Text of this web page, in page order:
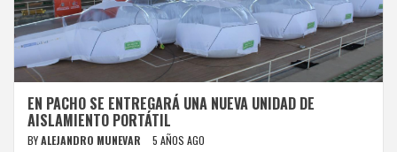
EN PACHO SE ENTREGARÁ UNA NUEVA UNIDAD DE
AISLAMIENTO PORTÁTIL
BYALEJANDRO MUNEVAR 5 AÑOS AGO